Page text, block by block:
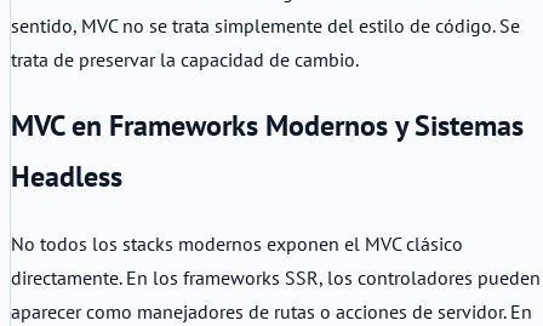
sentido, MVC no se trata simplemente del estilo de código. Se
trata de preservar la capacidad de cambio.
MVC en Frameworks Modernos y Sistemas
Headless
No todos los stacks modernos exponen el MVC clásico
directamente. En los frameworks SSR, los controladores pueden
aparecer como manejadores de rutas o acciones de servidor. En